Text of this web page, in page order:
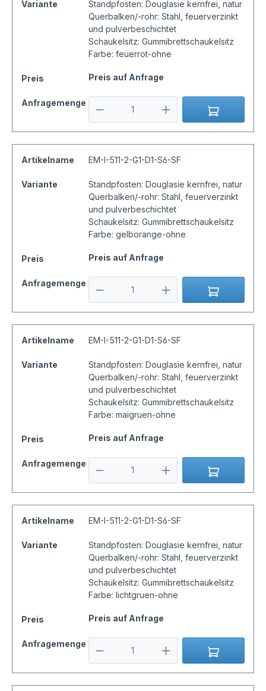
Variante
Standpfosten: Douglasie kernfrei, natur
Querbalken/-rohr: Stahl, feuerverzinkt
und pulverbeschichtet
Schaukelsitz: Gummibrettschaukelsitz
Farbe: feuerrot-ohne
Preis Preis auf Anfrage
Anfragemenge
Artikelname EM-I-511-2-G1-D1-S6-SF
Variante
Standpfosten: Douglasie kernfrei, natur
Querbalken/-rohr: Stahl, feuerverzinkt
und pulverbeschichtet
Schaukelsitz: Gummibrettschaukelsitz
Farbe: gelborange-ohne
Preis Preis auf Anfrage
Anfragemenge
Artikelname EM-I-511-2-G1-D1-S6-SF
Variante
Standpfosten: Douglasie kernfrei, natur
Querbalken/-rohr: Stahl, feuerverzinkt
und pulverbeschichtet
Schaukelsitz: Gummibrettschaukelsitz
Farbe: maigruen-ohne
Preis Preis auf Anfrage
Anfragemenge
Artikelname EM-I-511-2-G1-D1-S6-SF
Variante
Standpfosten: Douglasie kernfrei, natur
Querbalken/-rohr: Stahl, feuerverzinkt
und pulverbeschichtet
Schaukelsitz: Gummibrettschaukelsitz
Farbe: lichtgruen-ohne
Preis Preis auf Anfrage
Anfragemenge